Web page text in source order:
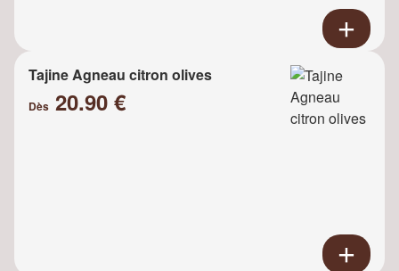
Tajine Agneau citron olives
Dès 20.90 €